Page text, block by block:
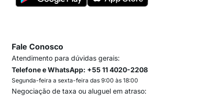
Fale Conosco
Atendimento para dúvidas gerais:
Telefone e WhatsApp: +55 11 4020-2208
Segunda-feira a sexta-feira das 9:00 às 18:00
Negociação de taxa ou aluguel em atraso: